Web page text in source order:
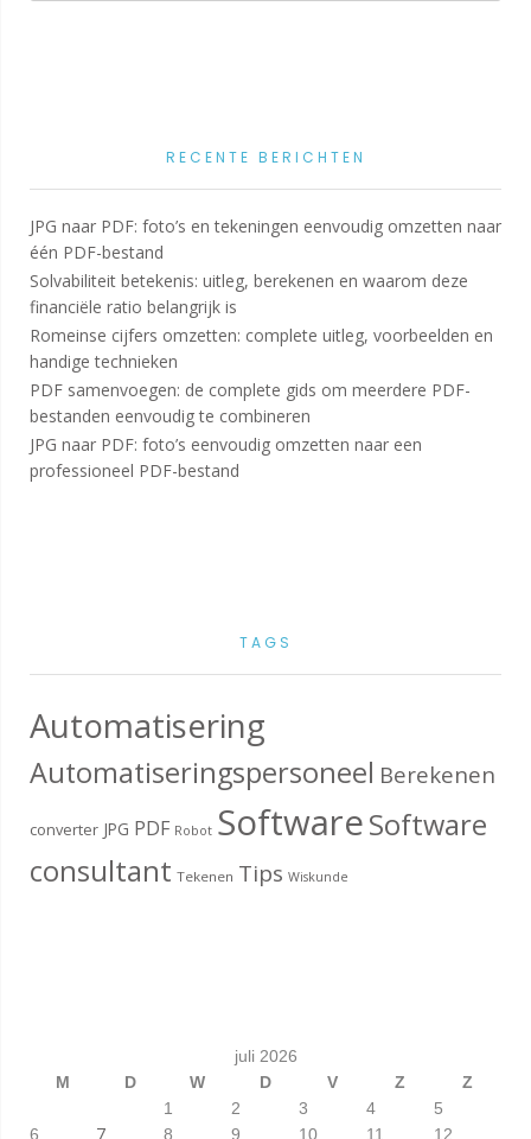
RECENTE BERICHTEN
JPG naar PDF: foto’s en tekeningen eenvoudig omzetten naar
één PDF-bestand
Solvabiliteit betekenis: uitleg, berekenen en waarom deze
financiële ratio belangrijk is
Romeinse cijfers omzetten: complete uitleg, voorbeelden en
handige technieken
PDF samenvoegen: de complete gids om meerdere PDF-
bestanden eenvoudig te combineren
JPG naar PDF: foto’s eenvoudig omzetten naar een
professioneel PDF-bestand
TAGS
Automatisering
Automatiseringspersoneel Berekenen
converter JPG PDF Robot SoftwareSoftware
consultant Tekenen Tips Wiskunde
juli 2026
M
D W D V Z
Z
1
2 3 4
5
6
7 8 9 10 11 12